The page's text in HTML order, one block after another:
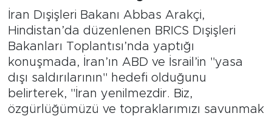
İran Dışişleri Bakanı Abbas Arakçi,
Hindistan’da düzenlenen BRICS Dışişleri
Bakanları Toplantısı’nda yaptığı
konuşmada, İran’ın ABD ve İsrail’in "yasa
dışı saldırılarının" hedefi olduğunu
belirterek, "İran yenilmezdir. Biz,
özgürlüğümüzü ve topraklarımızı savunmak
Magazin
Özel Haber
Politika